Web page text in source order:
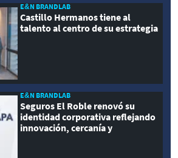
E&N BRANDLAB
Castillo Hermanos tiene al
talento al centro de su estrategia
E&N BRANDLAB
Seguros El Roble renovó su
identidad corporativa reflejando
innovación, cercanía y